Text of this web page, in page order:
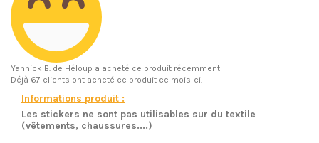
Yannick B. de Héloup a acheté ce produit récemment
Déjà 67 clients ont acheté ce produit ce mois-ci.
Informations produit :
Les stickers ne sont pas utilisables sur du textile
(vêtements, chaussures....)